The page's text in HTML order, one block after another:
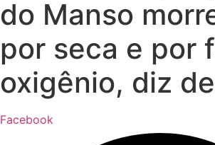
do Manso
por seca e por
oxigênio, diz
Facebook